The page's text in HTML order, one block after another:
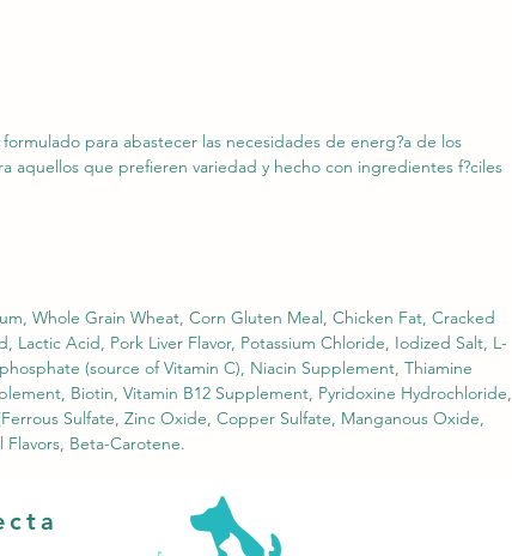
para abastecer las necesidades de energ?a de los
aquellos que prefieren variedad y hecho con ingredientes f?ciles
Whole Grain Wheat, Corn Gluten Meal, Chicken Fat, Cracked
Lactic Acid, Pork Liver Flavor, Potassium Chloride, Iodized Salt, L-
(source of Vitamin C), Niacin Supplement, Thiamine
Biotin, Vitamin B12 Supplement, Pyridoxine Hydrochloride,
Sulfate, Zinc Oxide, Copper Sulfate, Manganous Oxide,
Beta-Carotene.